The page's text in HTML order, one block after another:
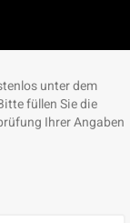
unter dem
füllen Sie die
Ihrer Angaben